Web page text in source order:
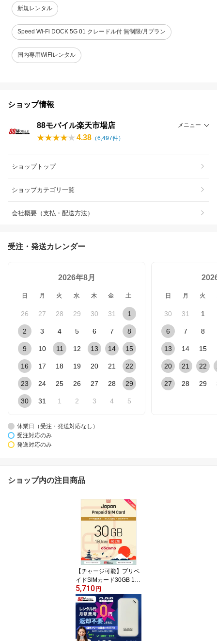
新規レンタル
Speed Wi-Fi DOCK 5G 01 クレードル付 無制限/月プラン
国内専用WiFIレンタル
ショップ情報
88モバイル楽天市場店 メニュー
4.38 （6,497件）
ショップトップ
ショップカテゴリ一覧
会社概要（支払・配送方法）
受注・発送カレンダー
2026年8月
日 月 火 水 木 金 土
26 27 28 29 30 31 1
2 3 4 5 6 7 8
9 10 11 12 13 14 15
16 17 18 19 20 21 22
23 24 25 26 27 28 29
30 31 1 2 3 4 5
日 月 火
30 31 1
6 7 8
13 14 15
20 21 22
27 28 29
休業日（受注・発送対応なし）
受注対応のみ
発送対応のみ
ショップ内の注目商品
【チャージ可能】プリペ
イドSIMカード30GB 180
日 国内データ通信専用 N
TTドコモ回線（docomo
回線） LTE【送料無料】
5,710 円